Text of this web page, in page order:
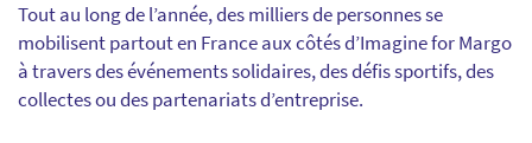
Tout au long de l’année, des milliers de personnes se
mobilisent partout en France aux côtés d’Imagine for Margo
à travers des événements solidaires, des défis sportifs, des
collectes ou des partenariats d’entreprise.